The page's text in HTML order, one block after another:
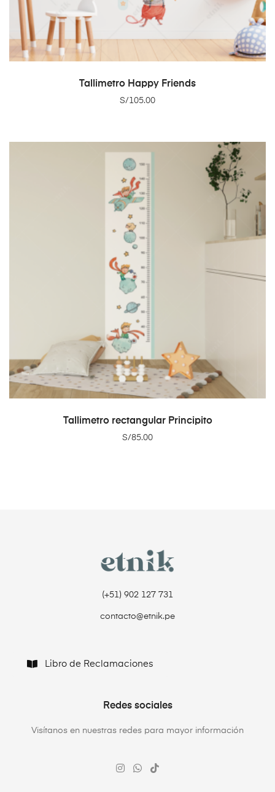
ADD TO CART
Tallimetro Happy Friends
S/105.00
ADD TO CART
Tallimetro rectangular Principito
S/85.00
(+51) 902 127 731‬
contacto@etnik.pe
Libro de Reclamaciones
Redes sociales
Visítanos en nuestras redes para mayor información